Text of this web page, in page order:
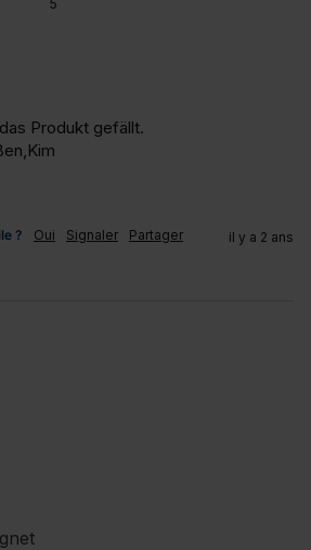
5
Produkt gefällt.
? Oui Signaler Partager il y a 2 ans